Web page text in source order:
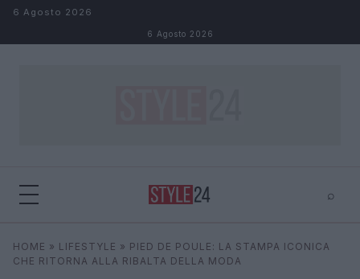
Salta al contenuto
6 Agosto 2026
6 Agosto 2026
⌕
Cerca ⌕ ×
HOME » LIFESTYLE » PIED DE POULE: LA STAMPA ICONICA
CHE RITORNA ALLA RIBALTA DELLA MODA